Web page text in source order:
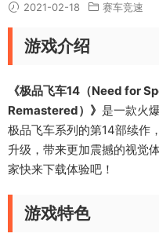
2021-02-18 赛车竞速
游戏介绍
《极品飞车14（Need for
Remastered）》 是一款火
极品飞车系列的第14部续作
升级，带来更加震撼的视觉
家快来下载体验吧！
游戏特色